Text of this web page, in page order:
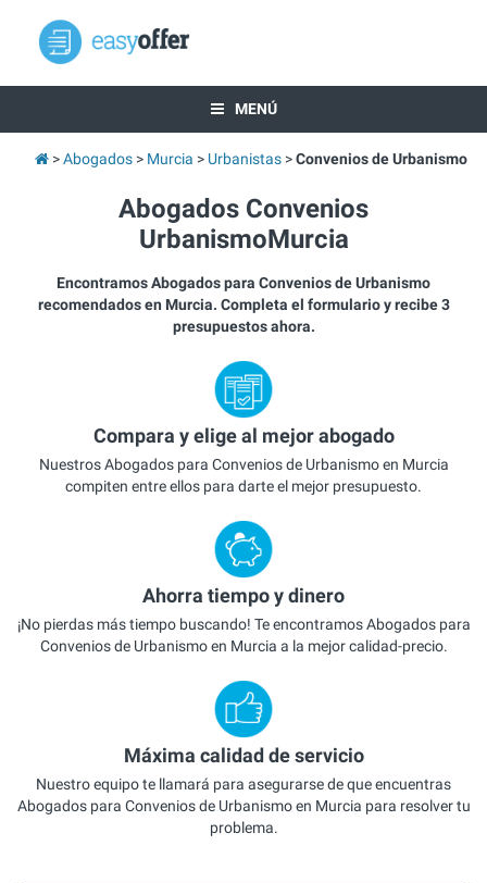
MENÚ
Abogados Murcia Urbanistas Convenios de Urbanismo
Abogados Convenios
UrbanismoMurcia
Encontramos Abogados para Convenios de Urbanismo
recomendados en Murcia. Completa el formulario y recibe 3
presupuestos ahora.
Compara y elige al mejor abogado
Nuestros Abogados para Convenios de Urbanismo en Murcia
compiten entre ellos para darte el mejor presupuesto.
Ahorra tiempo y dinero
¡No pierdas más tiempo buscando! Te encontramos Abogados para
Convenios de Urbanismo en Murcia a la mejor calidad-precio.
Máxima calidad de servicio
Nuestro equipo te llamará para asegurarse de que encuentras
Abogados para Convenios de Urbanismo en Murcia para resolver tu
problema.